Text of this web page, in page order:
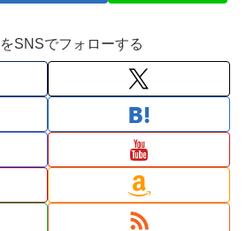
SNSでフォローする